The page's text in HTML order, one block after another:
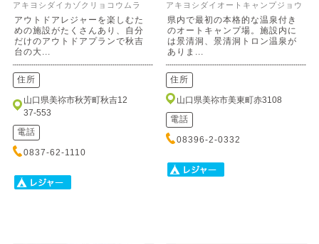
アキヨシダイカゾクリョコウムラ
アウトドアレジャーを楽しむた
めの施設がたくさんあり、自分
だけのアウトドアプランで秋吉
台の大...
住所
山口県美祢市秋芳町秋吉12
37-553
電話
0837-62-1110
アキヨシダイオートキャンプジョウ
県内で最初の本格的な温泉付き
のオートキャンプ場。施設内に
は景清洞、景清洞トロン温泉が
ありま...
住所
山口県美祢市美東町赤3108
電話
08396-2-0332